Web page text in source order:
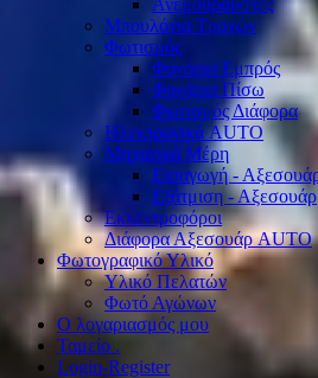
Ανεμοθραύστες
Μπουλόνια Τροχών
Φωτισμός
Φανάρια Εμπρός
Φανάρια Πίσω
Φωτισμός Διάφορα
Ηλεκτρονικά AUTO
Μηχανικά Μέρη
Εισαγωγή -
Εξάτμιση - Αξεσουάρ
Εκκεντροφόροι
Διάφορα Αξεσουάρ AUTO
Φωτογραφικό Υλικό
Υλικό Πελατών
Φωτό Αγώνων
Ο λογαριασμός μου
Ταμείο .
Login-Register